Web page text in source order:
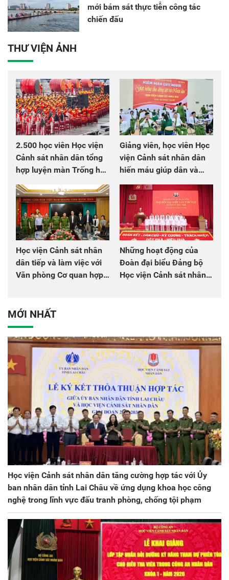
mới bám sát thực tiễn công tác
chiến đấu
THƯ VIỆN ẢNH
2.500 học viên Học viện
Cảnh sát nhân dân tổng
hợp luyện màn Trống hội
Giảng viên, học viên Học
viện Cảnh sát nhân dân
hiến máu giúp dân và
Học viện Cảnh sát nhân
dân tiếp và làm việc với
Văn phòng Cơ quan hợp
Những hoạt động của
Đoàn đại biểu Đảng bộ
Học viện Cảnh sát nhân
MỚI NHẤT
Học viện Cảnh sát nhân dân tăng cường hợp tác với Ủy
ban nhân dân tỉnh Lai Châu về ứng dụng khoa học công
nghệ trong lĩnh vực đấu tranh phòng, chống tội phạm